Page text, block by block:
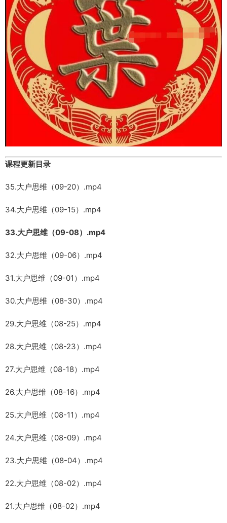
课程更新目录
35.大户思维（09-20）.mp4
34.大户思维（09-15）.mp4
33.大户思维（09-08）.mp4
32.大户思维（09-06）.mp4
31.大户思维（09-01）.mp4
30.大户思维（08-30）.mp4
29.大户思维（08-25）.mp4
28.大户思维（08-23）.mp4
27.大户思维（08-18）.mp4
26.大户思维（08-16）.mp4
25.大户思维（08-11）.mp4
24.大户思维（08-09）.mp4
23.大户思维（08-04）.mp4
22.大户思维（08-02）.mp4
21.大户思维（08-02）.mp4